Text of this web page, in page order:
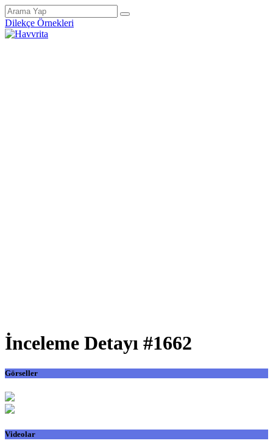
Dilekçe Örnekleri
İnceleme Detayı #1662
Görseller
Videolar